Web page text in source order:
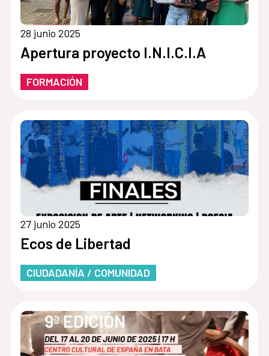
28 junio 2025
Apertura proyecto I.N.I.C.I.A
FORMACIÓN
27 junio 2025
Ecos de Libertad
CIUDADANÍA / COMUNIDAD